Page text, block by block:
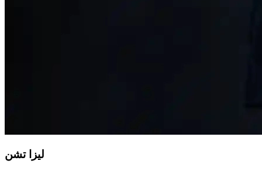
ليزا تشن